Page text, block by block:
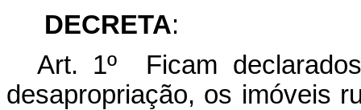
DECRETA:
Art. 1º Ficam
desapropriação, os imóveis